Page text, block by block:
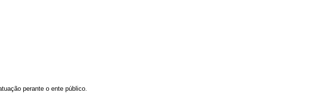
perante o ente público.